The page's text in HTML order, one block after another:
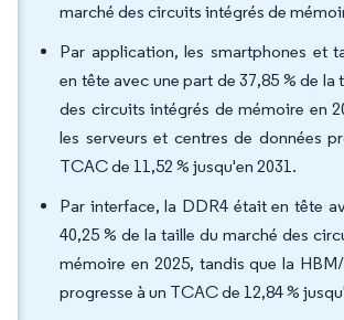
marché des circuits intégrés de
Par application, les smartphones et
en tête avec une part de 37,85 % de la
des circuits intégrés de mémoire en
les serveurs et centres de données
TCAC de 11,52 % jusqu'en 2031.
Par interface, la DDR4 était en tête
40,25 % de la taille du marché des
mémoire en 2025, tandis que la
progresse à un TCAC de 12,84 %